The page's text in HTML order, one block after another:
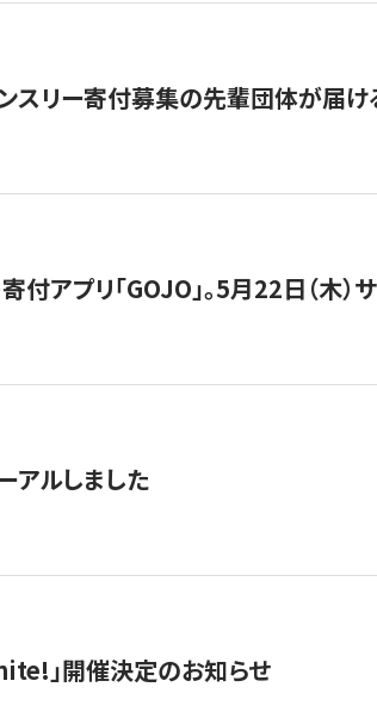
スリー寄付募集の先輩団体が届
アプリ「GOJO」。5月22日（木）
アルしました
」開催決定のお知らせ